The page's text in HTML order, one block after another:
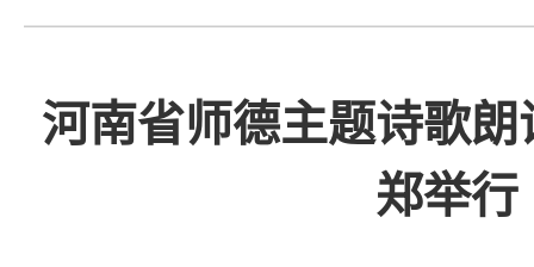
河南省师德主题诗歌
郑举行